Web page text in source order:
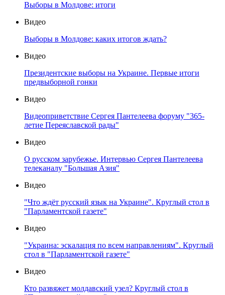
Выборы в Молдове: итоги
Видео
Выборы в Молдове: каких итогов ждать?
Видео
Президентские выборы на Украине. Первые итоги
предвыборной гонки
Видео
Видеоприветствие Сергея Пантелеева форуму "365-
летие Переяславской рады"
Видео
О русском зарубежье. Интервью Сергея Пантелеева
телеканалу "Большая Азия"
Видео
"Что ждёт русский язык на Украине". Круглый стол в
"Парламентской газете"
Видео
"Украина: эскалация по всем направлениям". Круглый
стол в "Парламентской газете"
Видео
Кто развяжет молдавский узел? Круглый стол в